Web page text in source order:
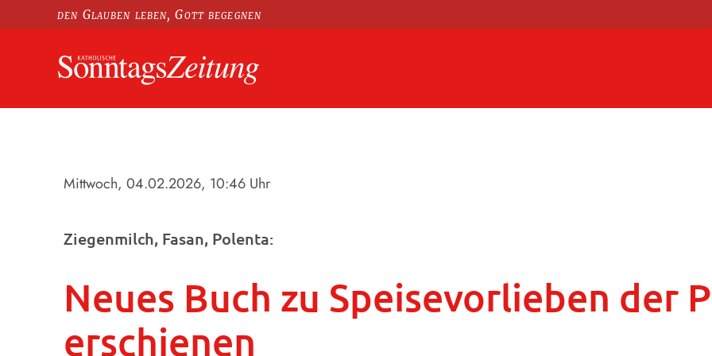
den Glauben leben, Gott begegnen
Mittwoch, 04.02.2026, 10:46 Uhr
Ziegenmilch, Fasan, Polenta:
Neues Buch zu Speisevorlieben der
erschienen